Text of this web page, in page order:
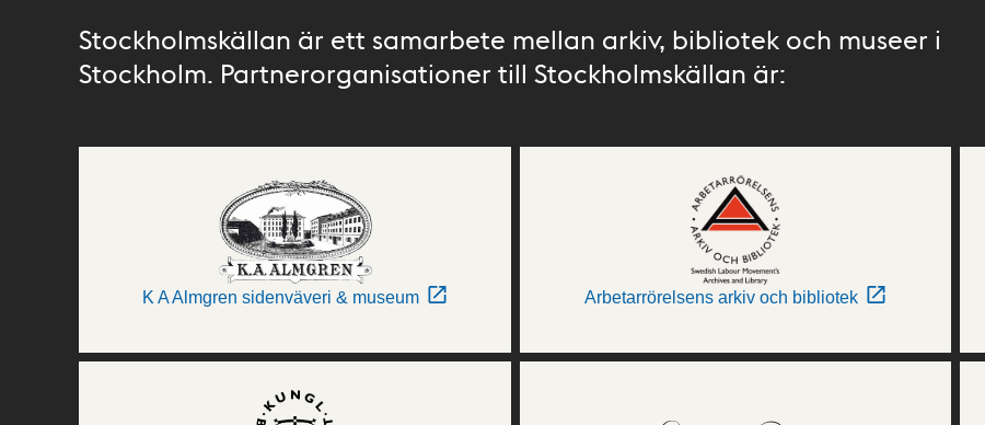
Stockholmskällan är ett samarbete mellan arkiv, bibliotek och museer i
Stockholm. Partnerorganisationer till Stockholmskällan är:
K A Almgren sidenväveri & museum Arbetarrörelsens arkiv och bibliotek